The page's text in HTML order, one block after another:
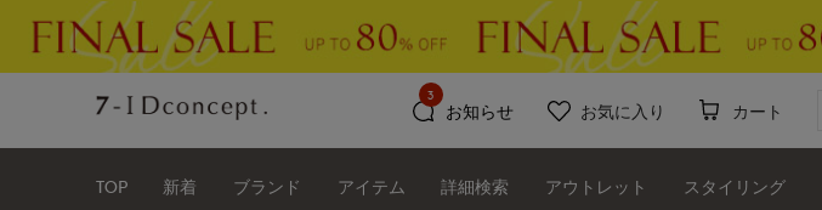
お知らせ
3
お気に入り カート
TOP 新着 ブランド アイテム 詳細検索 アウトレット スタイリング